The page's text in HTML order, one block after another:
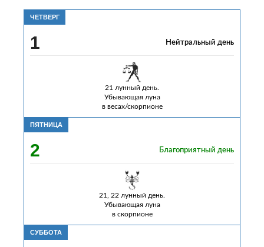
ЧЕТВЕРГ
1 Нейтральный день
21 лунный день.
Убывающая луна
в весах/скорпионе
ПЯТНИЦА
2 Благоприятный день
21, 22 лунный день.
Убывающая луна
в скорпионе
СУББОТА